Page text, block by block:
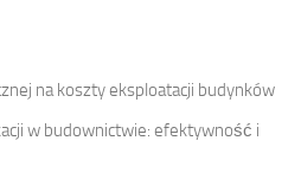
na koszty eksploatacji budynków
w budownictwie: efektywność i